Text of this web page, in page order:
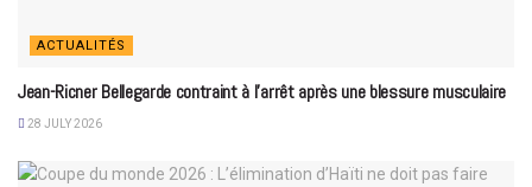
ACTUALITÉS
Jean-Ricner Bellegarde contraint à l’arrêt après une blessure musculaire
28 JULY 2026